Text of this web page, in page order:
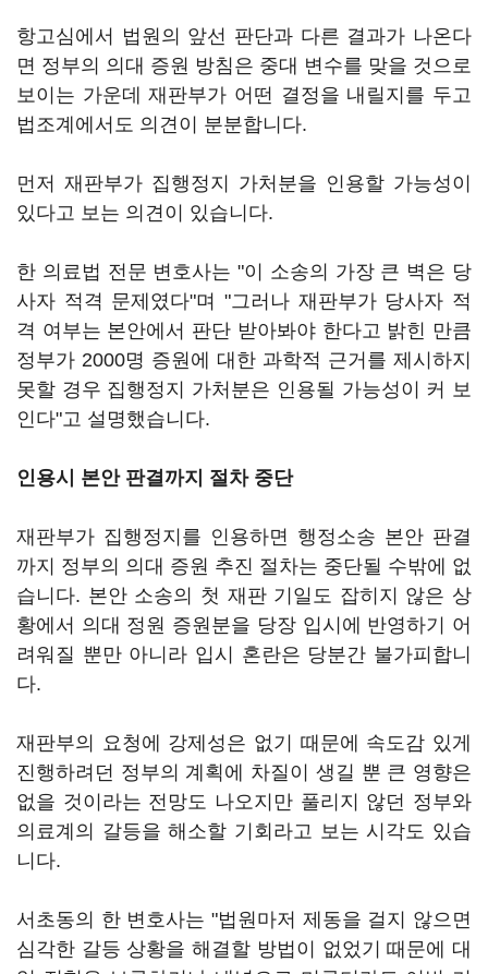
항고심에서 법원의 앞선 판단과 다른 결과가 나온다
면 정부의 의대 증원 방침은 중대 변수를 맞을 것으로
보이는 가운데 재판부가 어떤 결정을 내릴지를 두고
법조계에서도 의견이 분분합니다.
먼저 재판부가 집행정지 가처분을 인용할 가능성이
있다고 보는 의견이 있습니다.
한 의료법 전문 변호사는 "이 소송의 가장 큰 벽은 당
사자 적격 문제였다"며 "그러나 재판부가 당사자 적
격 여부는 본안에서 판단 받아봐야 한다고 밝힌 만큼
정부가 2000명 증원에 대한 과학적 근거를 제시하지
못할 경우 집행정지 가처분은 인용될 가능성이 커 보
인다"고 설명했습니다.
인용시 본안 판결까지 절차 중단
재판부가 집행정지를 인용하면 행정소송 본안 판결
까지 정부의 의대 증원 추진 절차는 중단될 수밖에 없
습니다. 본안 소송의 첫 재판 기일도 잡히지 않은 상
황에서 의대 정원 증원분을 당장 입시에 반영하기 어
려워질 뿐만 아니라 입시 혼란은 당분간 불가피합니
다.
재판부의 요청에 강제성은 없기 때문에 속도감 있게
진행하려던 정부의 계획에 차질이 생길 뿐 큰 영향은
없을 것이라는 전망도 나오지만 풀리지 않던 정부와
의료계의 갈등을 해소할 기회라고 보는 시각도 있습
니다.
서초동의 한 변호사는 "법원마저 제동을 걸지 않으면
심각한 갈등 상황을 해결할 방법이 없었기 때문에 대